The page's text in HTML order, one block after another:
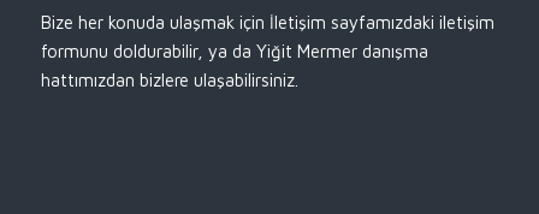
Bize her konuda ulaşmak için İletişim sayfamızdaki iletişim
formunu doldurabilir, ya da Yiğit Mermer danışma
hattımızdan bizlere ulaşabilirsiniz.